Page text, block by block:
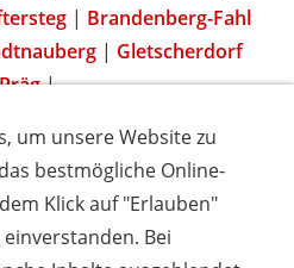
| Brandenberg-Fahl
| Gletscherdorf
Präg|
& DATENSCHUTZ
AGB
NEWSLETTER
um unsere Website zu
bestmögliche Online-
Klick auf "Erlauben"
Bei